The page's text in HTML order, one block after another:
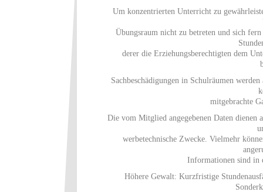
Um konzentrierten Unterricht zu
Übungsraum nicht zu betreten und sich
derer die Erziehungsberechtigten dem
Sachbeschädigungen in Schulräumen
mitgebrachte
Die vom Mitglied angegebenen Daten dienen
werbetechnische Zwecke. Vielmehr
Informationen sind in
Höhere Gewalt: Kurzfristige